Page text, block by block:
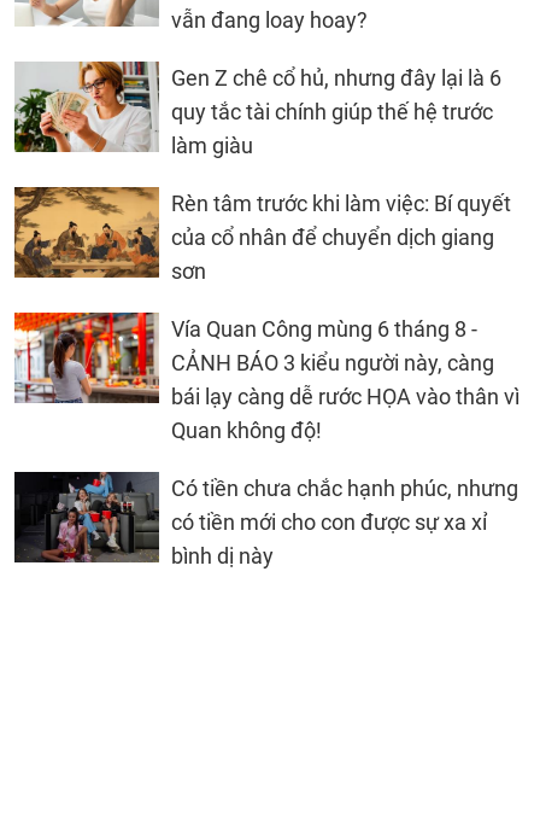
vẫn đang loay hoay?
Gen Z chê cổ hủ, nhưng đây lại là 6
quy tắc tài chính giúp thế hệ trước
làm giàu
Rèn tâm trước khi làm việc: Bí quyết
của cổ nhân để chuyển dịch giang
sơn
Vía Quan Công mùng 6 tháng 8 -
CẢNH BÁO 3 kiểu người này, càng
bái lạy càng dễ rước HỌA vào thân vì
Quan không độ!
Có tiền chưa chắc hạnh phúc, nhưng
có tiền mới cho con được sự xa xỉ
bình dị này